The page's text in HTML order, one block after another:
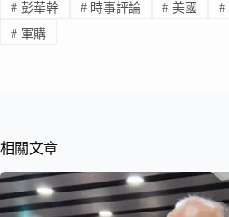
#彭華幹 #時事評論 # 美國 #
#軍購
相關文章